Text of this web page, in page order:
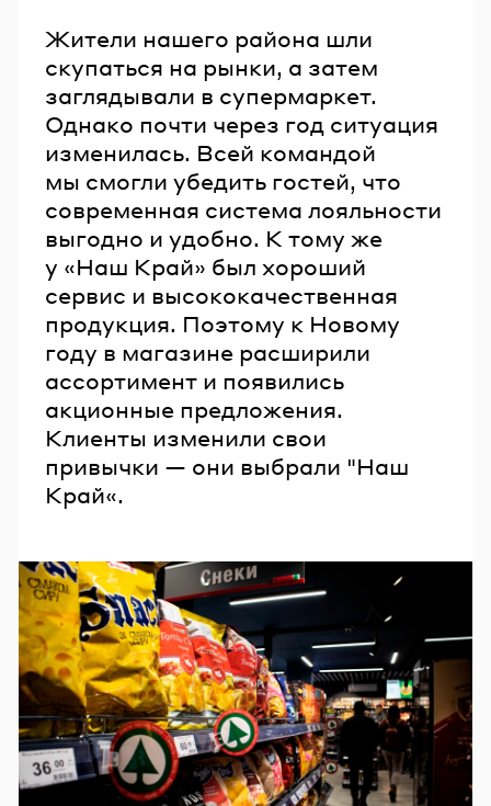
Жители нашего района шли
скупаться на рынки, а затем
заглядывали в супермаркет.
Однако почти через год ситуация
изменилась. Всей командой
мы смогли убедить гостей, что
современная система лояльности
выгодно и удобно. К тому же
у «Наш Край» был хороший
сервис и высококачественная
продукция. Поэтому к Новому
году в магазине расширили
ассортимент и появились
акционные предложения.
Клиенты изменили свои
привычки — они выбрали "Наш
Край«.